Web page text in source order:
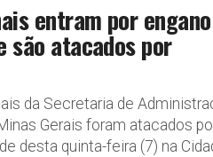
entram por
são atacados por
da Secretaria de
Gerais foram atacados
desta quinta-feira (7) na